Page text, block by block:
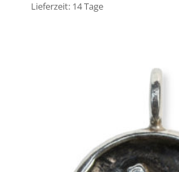
Lieferzeit: 14 Tage